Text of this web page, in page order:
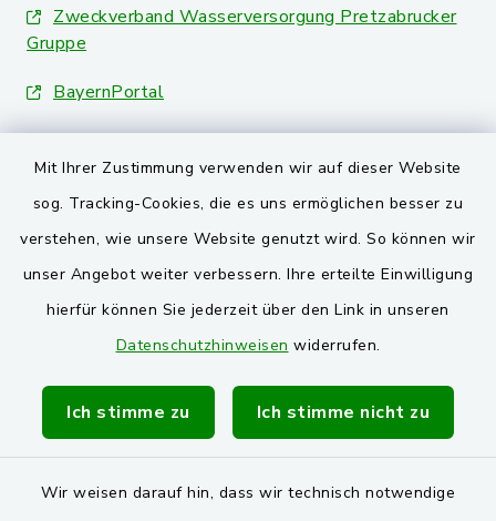
Mit Ihrer Zustimmung verwenden wir auf dieser Website
sog. Tracking-Cookies, die es uns ermöglichen besser zu
verstehen, wie unsere Website genutzt wird. So können wir
unser Angebot weiter verbessern. Ihre erteilte Einwilligung
hierfür können Sie jederzeit über den Link in unseren
Datenschutzhinweisen widerrufen.
Ich stimme zu Ich stimme nicht zu
Wir weisen darauf hin, dass wir technisch notwendige
Zweckverband Wasserversorgung Pretzabrucker
Gruppe
BayernPortal
Landkreis Schwandorf
VG und Gemeinden
Markt Schwarzenfeld
Gemeinde Stulln
Verwaltungsgemeinschaft Schwarzenfeld